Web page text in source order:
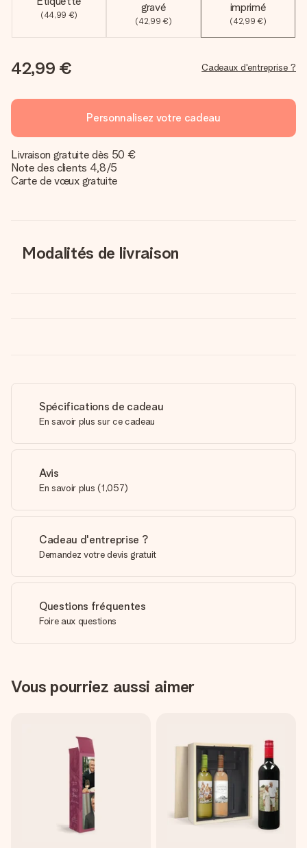
(44,99 €)
gravé
(42,99 €)
imprimé
(42,99 €)
42,99 € Cadeaux d'entreprise ?
Personnalisez votre cadeau
Livraison gratuite dès 50 €
Note des clients 4,8/5
Carte de vœux gratuite
Modalités de livraison
Spécifications de cadeau
En savoir plus sur ce cadeau
Avis
En savoir plus (1,057)
Cadeau d'entreprise ?
Demandez votre devis gratuit
Questions fréquentes
Foire aux questions
Vous pourriez aussi aimer